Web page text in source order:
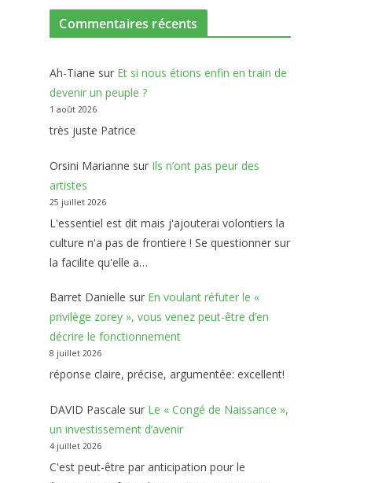
Commentaires récents
Ah-Tiane sur Et si nous étions enfin en train de
devenir un peuple ?
1 août 2026
très juste Patrice
Orsini Marianne sur Ils n’ont pas peur des
artistes
25 juillet 2026
L'essentiel est dit mais j'ajouterai volontiers la
culture n'a pas de frontiere ! Se questionner sur
la facilite qu'elle a…
Barret Danielle sur En voulant réfuter le «
privilège zorey », vous venez peut-être d’en
décrire le fonctionnement
8 juillet 2026
réponse claire, précise, argumentée: excellent!
DAVID Pascale sur Le « Congé de Naissance »,
un investissement d’avenir
4 juillet 2026
C'est peut-être par anticipation pour le